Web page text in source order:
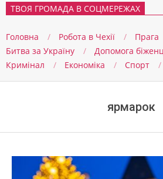
ТВОЯ ГРОМАДА В СОЦМЕРЕЖАХ
Головна Робота в Чехії Прага
Битва за Україну
Допомога
Кримінал
Економіка Спорт
ярмарок